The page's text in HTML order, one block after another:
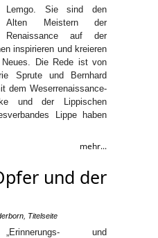
Lemgo. Sie sind den
Alten Meistern der
Renaissance auf der
inspirieren und kreieren
Die Rede ist von
Sprute und Bernhard
dem Weserrenaissance-
und der Lippischen
Lippe haben
mehr...
und der
Titelseite
„Erinnerungs- und